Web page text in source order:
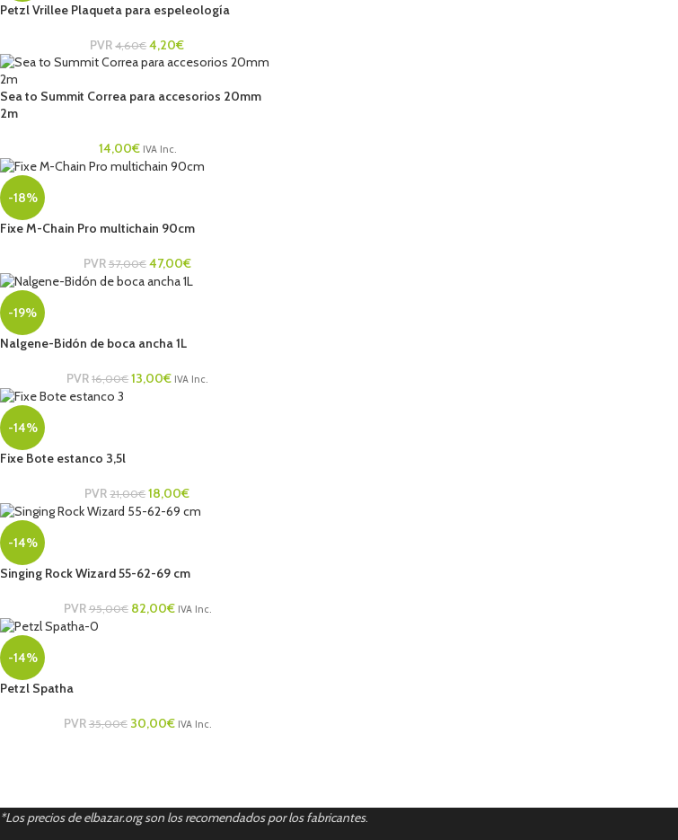
Petzl Vrillee Plaqueta para espeleología
PVR 4,60€ 4,20€
Sea to Summit Correa para accesorios 20mm
2m
14,00€ IVA Inc.
-18%
Fixe M-Chain Pro multichain 90cm
PVR 57,00€ 47,00€
-19%
Nalgene-Bidón de boca ancha 1L
PVR 16,00€ 13,00€ IVA Inc.
-14%
Fixe Bote estanco 3,5l
PVR 21,00€ 18,00€
-14%
Singing Rock Wizard 55-62-69 cm
PVR 95,00€ 82,00€ IVA Inc.
-14%
Petzl Spatha
PVR 35,00€ 30,00€ IVA Inc.
*Los precios de elbazar.org son los recomendados por los fabricantes.